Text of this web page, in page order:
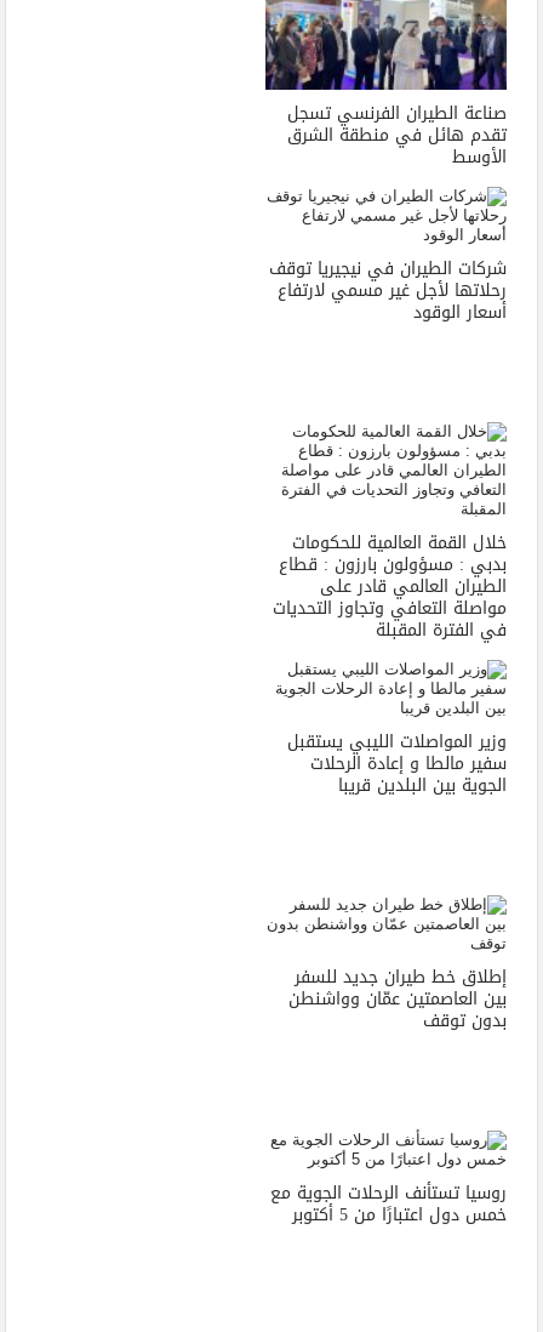
صناعة الطيران الفرنسي تسجل
تقدم هائل في منطقة الشرق
الأوسط
شركات الطيران في نيجيريا توقف
رحلاتها لأجل غير مسمي لارتفاع
أسعار الوقود
خلال القمة العالمية للحكومات
بدبي : مسؤولون بارزون : قطاع
الطيران العالمي قادر على
مواصلة التعافي وتجاوز التحديات
في الفترة المقبلة
وزير المواصلات الليبي يستقبل
سفير مالطا و إعادة الرحلات
الجوية بين البلدين قريبا
إطلاق خط طيران جديد للسفر
بين العاصمتين عمّان وواشنطن
بدون توقف
روسيا تستأنف الرحلات الجوية مع
خمس دول اعتبارًا من 5 أكتوبر